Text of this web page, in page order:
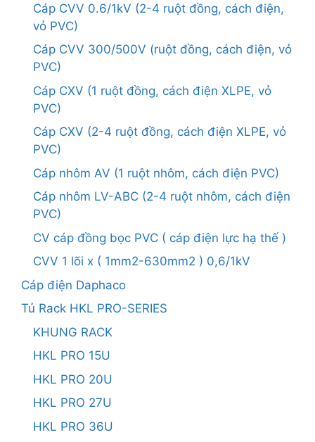
Cáp CVV 0.6/1kV (2-4 ruột đồng, cách điện,
vỏ PVC)
Cáp CVV 300/500V (ruột đồng, cách điện, vỏ
PVC)
Cáp CXV (1 ruột đồng, cách điện XLPE, vỏ
PVC)
Cáp CXV (2-4 ruột đồng, cách điện XLPE, vỏ
PVC)
Cáp nhôm AV (1 ruột nhôm, cách điện PVC)
Cáp nhôm LV-ABC (2-4 ruột nhôm, cách điện
PVC)
CV cáp đồng bọc PVC ( cáp điện lực hạ thế )
CVV 1 lõi x ( 1mm2-630mm2 ) 0,6/1kV
Cáp điện Daphaco
Tủ Rack HKL PRO-SERIES
KHUNG RACK
HKL PRO 15U
HKL PRO 20U
HKL PRO 27U
HKL PRO 36U